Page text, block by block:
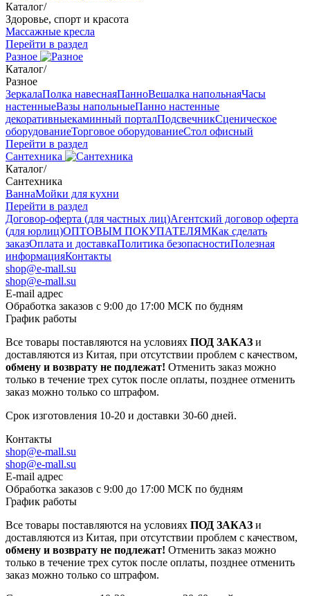
Каталог/
Здоровье, спорт и красота
Массажные кресла
Перейти в раздел
Разное
Каталог/
Разное
ЗеркалаПолка навеснаяПанноВешалка напольнаяЧасы
настенныеВазы напольныеПанно настенные
декоративныекаминный порталПодсвечникСценическое
оборудованиеТорговое оборудованиеСтол офисный
Перейти в раздел
Сантехника
Каталог/
Сантехника
ВаннаМойки для кухни
Перейти в раздел
Договор-оферта (для частных лиц)Агентский договор оферта
(для юрлиц)ОПТОВЫМ ПОКУПАТЕЛЯМКак сделать
заказОплата и доставкаПолитика безопасностиПолезная
информацияКонтакты
shop@e-mall.su
shop@e-mall.su
E-mail адрес
Обработка заказов с 9:00 до 17:00 МСК по будням
График работы
Все товары поставляются на условиях ПОД ЗАКАЗ и
доставляются из Китая, при отсутствии проблем с качеством,
обмену и возврату не подлежат! Отменить заказ можно
только в течение трех суток после оплаты, позднее отменить
заказ можно только со штрафом.
Срок изготовления 10-20 и доставки 30-60 дней.
Контакты
shop@e-mall.su
shop@e-mall.su
E-mail адрес
Обработка заказов с 9:00 до 17:00 МСК по будням
График работы
Все товары поставляются на условиях ПОД ЗАКАЗ и
доставляются из Китая, при отсутствии проблем с качеством,
обмену и возврату не подлежат! Отменить заказ можно
только в течение трех суток после оплаты, позднее отменить
заказ можно только со штрафом.